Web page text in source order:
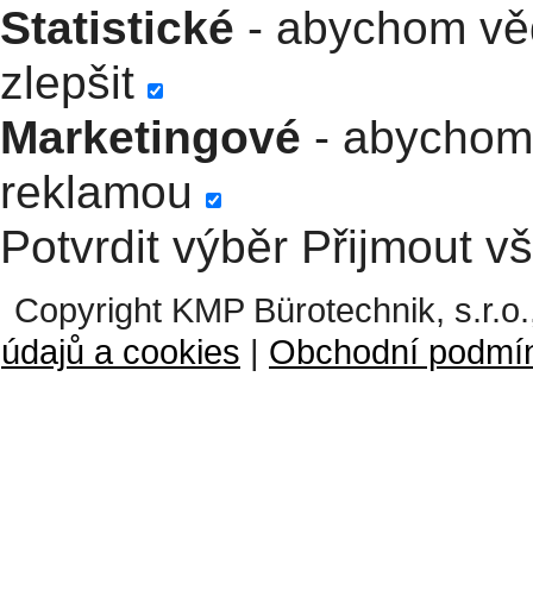
Statistické - abychom
zlepšit
Marketingové -
reklamou
Potvrdit výběr Přijmout
Copyright KMP Bürotechnik,
údajů a cookies | Obchodní